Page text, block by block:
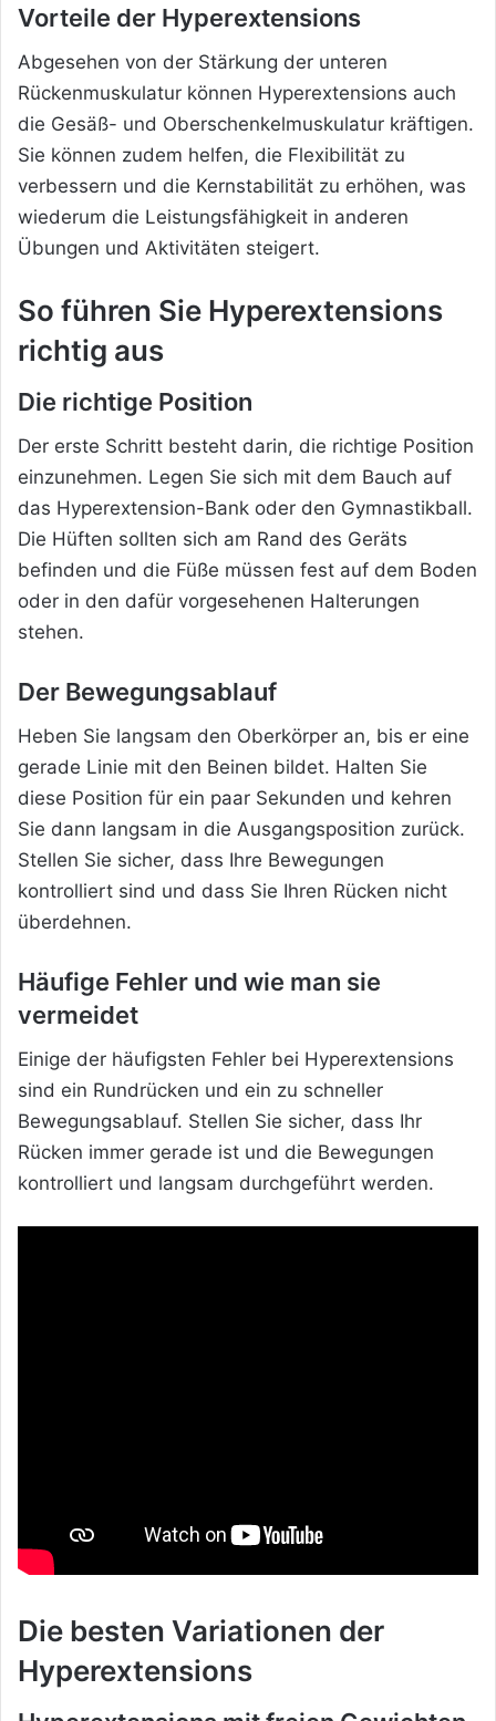
Vorteile der Hyperextensions
Abgesehen von der Stärkung der unteren
Rückenmuskulatur können Hyperextensions auch
die Gesäß- und Oberschenkelmuskulatur kräftigen.
Sie können zudem helfen, die Flexibilität zu
verbessern und die Kernstabilität zu erhöhen, was
wiederum die Leistungsfähigkeit in anderen
Übungen und Aktivitäten steigert.
So führen Sie Hyperextensions
richtig aus
Die richtige Position
Der erste Schritt besteht darin, die richtige Position
einzunehmen. Legen Sie sich mit dem Bauch auf
das Hyperextension-Bank oder den Gymnastikball.
Die Hüften sollten sich am Rand des Geräts
befinden und die Füße müssen fest auf dem Boden
oder in den dafür vorgesehenen Halterungen
stehen.
Der Bewegungsablauf
Heben Sie langsam den Oberkörper an, bis er eine
gerade Linie mit den Beinen bildet. Halten Sie
diese Position für ein paar Sekunden und kehren
Sie dann langsam in die Ausgangsposition zurück.
Stellen Sie sicher, dass Ihre Bewegungen
kontrolliert sind und dass Sie Ihren Rücken nicht
überdehnen.
Häufige Fehler und wie man sie
vermeidet
Einige der häufigsten Fehler bei Hyperextensions
sind ein Rundrücken und ein zu schneller
Bewegungsablauf. Stellen Sie sicher, dass Ihr
Rücken immer gerade ist und die Bewegungen
kontrolliert und langsam durchgeführt werden.
Die besten Variationen der
Hyperextensions